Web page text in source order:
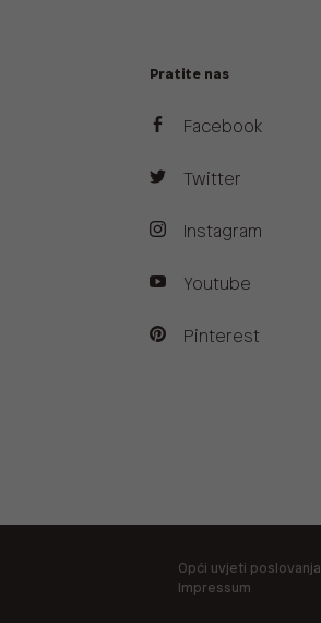
Pratite nas
Facebook
Twitter
Instagram
Youtube
Pinterest
Opći uvjeti poslovanja
Impressum